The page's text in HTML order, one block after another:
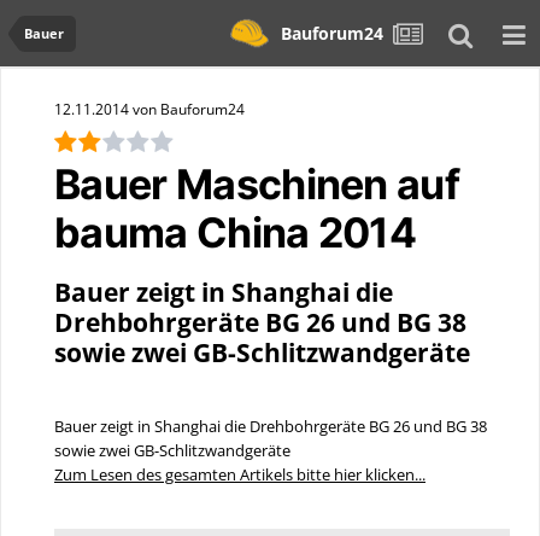
Bauer Bauforum24
12.11.2014 von Bauforum24
Bauer Maschinen auf
bauma China 2014
Bauer zeigt in Shanghai die
Drehbohrgeräte BG 26 und BG 38
sowie zwei GB-Schlitzwandgeräte
Bauer zeigt in Shanghai die Drehbohrgeräte BG 26 und BG 38
sowie zwei GB-Schlitzwandgeräte
Zum Lesen des gesamten Artikels bitte hier klicken...